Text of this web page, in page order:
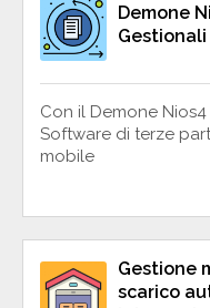
Demone
Gestionali
Con il Demone
Software di terze
mobile
Gestione
scarico